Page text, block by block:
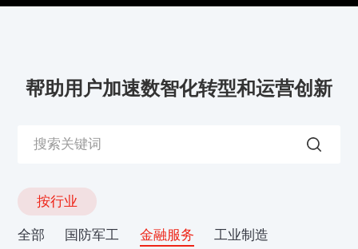
帮助用户加速数智化转型和运营创新
按行业
全部 国防军工 金融服务
工业制造